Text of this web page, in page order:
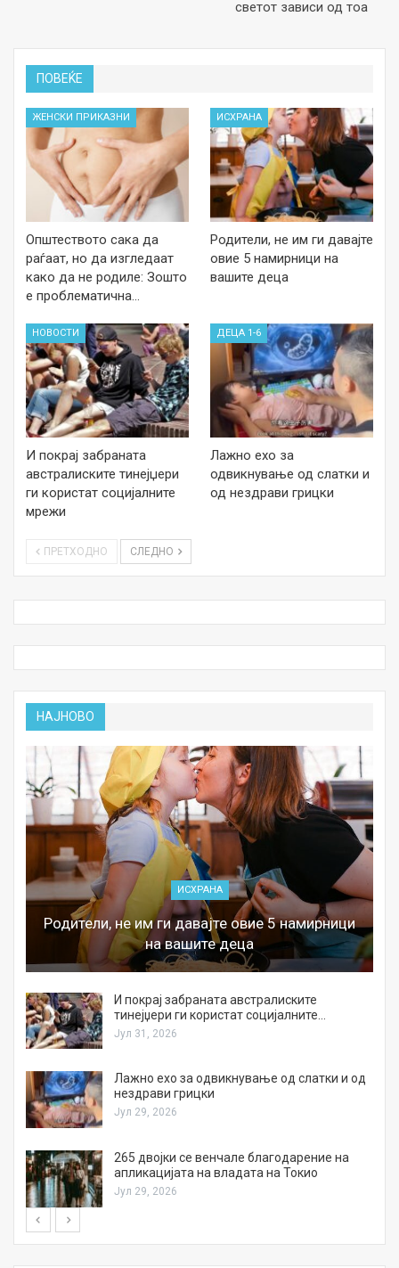
светот зависи од тоа
ПОВЕЌЕ
ЖЕНСКИ ПРИКАЗНИ
Општеството сака да
раѓаат, но да изгледаат
како да не родиле: Зошто
е проблематична…
ИСХРАНА
Родители, не им ги давајте
овие 5 намирници на
вашите деца
НОВОСТИ
И покрај забраната
австралиските тинејџери
ги користат социјалните
мрежи
ДЕЦА 1-6
Лажно ехо за
одвикнување од слатки и
од нездрави грицки
ПРЕТХОДНО СЛЕДНО
НАЈНОВО
ИСХРАНА
Родители, не им ги давајте овие 5 намирници
на вашите деца
И покрај забраната австралиските
тинејџери ги користат социјалните…
Јул 31, 2026
Лажно ехо за одвикнување од слатки и од
нездрави грицки
Јул 29, 2026
265 двојки се венчале благодарение на
апликацијата на владата на Токио
Јул 29, 2026